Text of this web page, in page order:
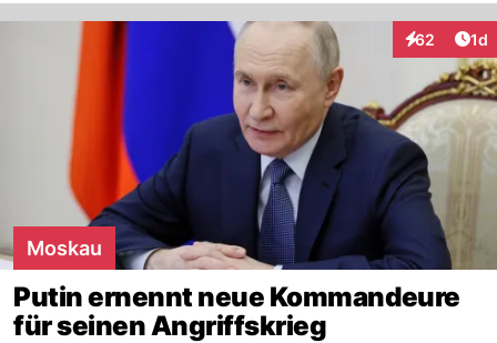
62
Interaktionen
1d
Moskau
Putin ernennt neue Kommandeure
für seinen Angriffskrieg